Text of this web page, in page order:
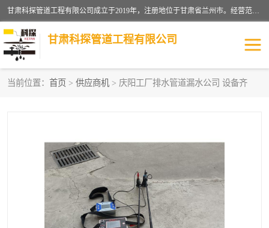
甘肃科探管道工程有限公司成立于2019年，注册地位于甘肃省兰州市。经营范围包括管道安装、清洗、疏通、维修、检测，防水工程，工程钻孔，化粪池清理，暖气安装，给排水管道安装维修，室内外管道如消防、供水、供热管道漏水检测定位，室内外防水堵漏等。
甘肃科探管道工程有限公司
当前位置： 首页 > 供应商机 > 庆阳工厂排水管道漏水公司 设备齐
供热管道漏水
自来水管漏水 管道疏通
高压车疏通清淤